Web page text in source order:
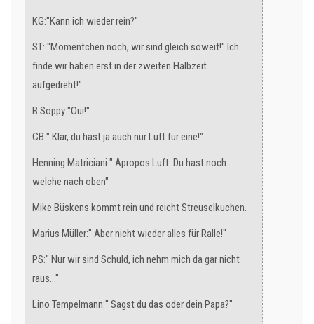
KG:"Kann ich wieder rein?"
ST: "Momentchen noch, wir sind gleich soweit!" Ich
finde wir haben erst in der zweiten Halbzeit
aufgedreht!"
B.Soppy:"Oui!"
CB:" Klar, du hast ja auch nur Luft für eine!"
Henning Matriciani:" Apropos Luft: Du hast noch
welche nach oben"
Mike Büskens kommt rein und reicht Streuselkuchen.
Marius Müller:" Aber nicht wieder alles für Ralle!"
PS:" Nur wir sind Schuld, ich nehm mich da gar nicht
raus..."
Lino Tempelmann:" Sagst du das oder dein Papa?"